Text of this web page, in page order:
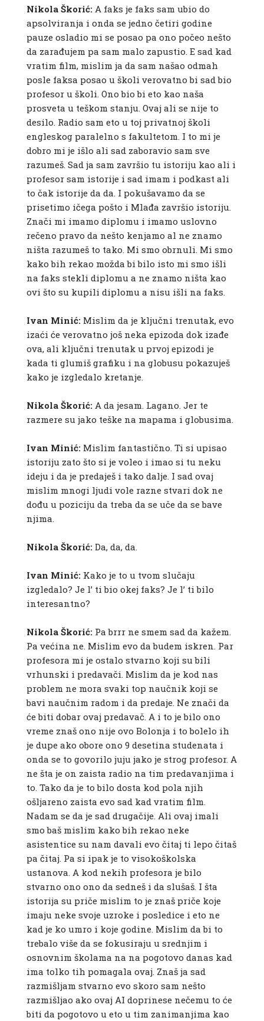
Nikola Škorić: A faks je faks sam ubio do
apsolviranja i onda se jedno četiri godine
pauze osladio mi se posao pa ono počeo nešto
da zarađujem pa sam malo zapustio. E sad kad
vratim film, mislim ja da sam našao odmah
posle faksa posao u školi verovatno bi sad bio
profesor u školi. Ono bio bi eto kao naša
prosveta u teškom stanju. Ovaj ali se nije to
desilo. Radio sam eto u toj privatnoj školi
engleskog paralelno s fakultetom. I to mi je
dobro mi je išlo ali sad zaboravio sam sve
razumeš. Sad ja sam završio tu istoriju kao ali i
profesor sam istorije i sad imam i podkast ali
to čak istorije da da. I pokušavamo da se
prisetimo ičega pošto i Mlađa završio istoriju.
Znači mi imamo diplomu i imamo uslovno
rečeno pravo da nešto kenjamo al ne znamo
ništa razumeš to tako. Mi smo obrnuli. Mi smo
kako bih rekao možda bi bilo isto mi smo išli
na faks stekli diplomu a ne znamo ništa kao
ovi što su kupili diplomu a nisu išli na faks.
Ivan Minić: Mislim da je ključni trenutak, evo
izaći će verovatno još neka epizoda dok izađe
ova, ali ključni trenutak u prvoj epizodi je
kada ti glumiš grafiku i na globusu pokazuješ
kako je izgledalo kretanje.
Nikola Škorić: A da jesam. Lagano. Jer te
razmere su jako teške na mapama i globusima.
Ivan Minić: Mislim fantastično. Ti si upisao
istoriju zato što si je voleo i imao si tu neku
ideju i da je predaješ i tako dalje. I sad ovaj
mislim mnogi ljudi vole razne stvari dok ne
dođu u poziciju da treba da se uče da se bave
njima.
Nikola Škorić: Da, da, da.
Ivan Minić: Kako je to u tvom slučaju
izgledalo? Je l’ ti bio okej faks? Je l’ ti bilo
interesantno?
Nikola Škorić: Pa brrr ne smem sad da kažem.
Pa većina ne. Mislim evo da budem iskren. Par
profesora mi je ostalo stvarno koji su bili
vrhunski i predavači. Mislim da je kod nas
problem ne mora svaki top naučnik koji se
bavi naučnim radom i da predaje. Ne znači da
će biti dobar ovaj predavač. A i to je bilo ono
vreme znaš ono nije ovo Bolonja i to bolelo ih
je dupe ako obore ono 9 desetina studenata i
onda se to govorilo juju jako je strog profesor. A
ne šta je on zaista radio na tim predavanjima i
to. Tako da je to bilo dosta kod pola njih
ošljareno zaista evo sad kad vratim film.
Nadam se da je sad drugačije. Ali ovaj imali
smo baš mislim kako bih rekao neke
asistentice su nam davali evo čitaj ti lepo čitaš
pa čitaj. Pa si ipak je to visokoškolska
ustanova. A kod nekih profesora je bilo
stvarno ono ono da sedneš i da slušaš. I šta
istorija su priče mislim to je znaš priče koje
imaju neke svoje uzroke i posledice i eto ne
kad je ko umro i koje godine. Mislim da bi to
trebalo više da se fokusiraju u srednjim i
osnovnim školama na na pogotovo danas kad
ima tolko tih pomagala ovaj. Znaš ja sad
razmišljam stvarno evo skoro sam nešto
razmišljao ako ovaj AI doprinese nečemu to će
biti da pogotovo u eto u tim zanimanjima kao